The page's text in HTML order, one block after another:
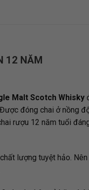
12 NĂM
Malt Scotch Whisky
đóng chai ở nồng
rượu 12 năm tuổi
lượng tuyệt hảo.